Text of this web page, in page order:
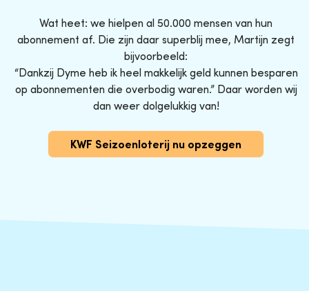
Wat heet: we hielpen al 50.000 mensen van hun
abonnement af. Die zijn daar superblij mee, Martijn zegt
bijvoorbeeld:
“Dankzij Dyme heb ik heel makkelijk geld kunnen besparen
op abonnementen die overbodig waren.” Daar worden wij
dan weer dolgelukkig van!
KWF Seizoenloterij nu opzeggen